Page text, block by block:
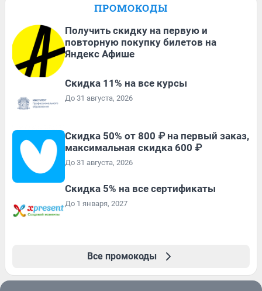
ПРОМОКОДЫ
Получить скидку на первую и
повторную покупку билетов на
Яндекс Афише
Скидка 11% на все курсы
До 31 августа, 2026
Скидка 50% от 800 ₽ на первый заказ,
максимальная скидка 600 ₽
До 31 августа, 2026
Скидка 5% на все сертификаты
До 1 января, 2027
Все промокоды